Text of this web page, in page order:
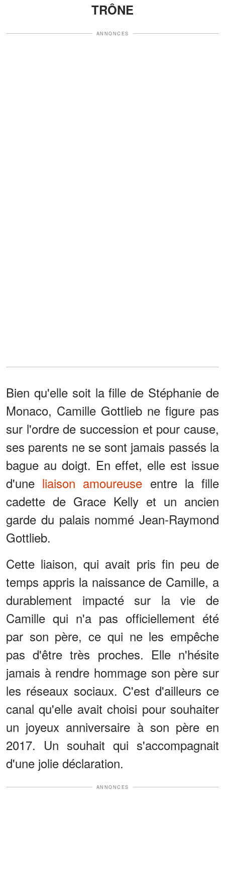
TRÔNE
ANNONCES
Bien qu'elle soit la fille de Stéphanie de
Monaco, Camille Gottlieb ne figure pas
sur l'ordre de succession et pour cause,
ses parents ne se sont jamais passés la
bague au doigt. En effet, elle est issue
d'une liaison amoureuse entre la fille
cadette de Grace Kelly et un ancien
garde du palais nommé Jean-Raymond
Gottlieb.
Cette liaison, qui avait pris fin peu de
temps appris la naissance de Camille, a
durablement impacté sur la vie de
Camille qui n'a pas officiellement été
par son père, ce qui ne les empêche
pas d'être très proches. Elle n'hésite
jamais à rendre hommage son père sur
les réseaux sociaux. C'est d'ailleurs ce
canal qu'elle avait choisi pour souhaiter
un joyeux anniversaire à son père en
2017. Un souhait qui s'accompagnait
d'une jolie déclaration.
ANNONCES